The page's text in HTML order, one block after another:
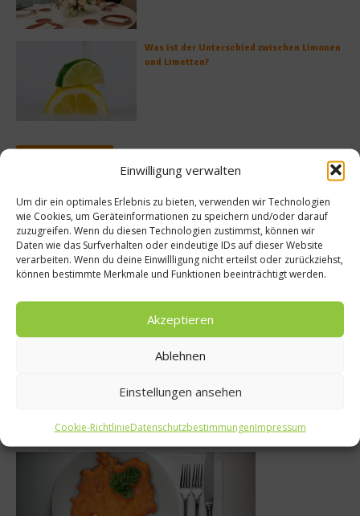
Einwilligung verwalten
Um dir ein optimales Erlebnis zu bieten, verwenden wir Technologien
wie Cookies, um Geräteinformationen zu speichern und/oder darauf
zuzugreifen. Wenn du diesen Technologien zustimmst, können wir
Daten wie das Surfverhalten oder eindeutige IDs auf dieser Website
verarbeiten. Wenn du deine Einwillligung nicht erteilst oder zurückziehst,
können bestimmte Merkmale und Funktionen beeinträchtigt werden.
Akzeptieren
Ablehnen
Einstellungen ansehen
Cookie-RichtlinieDatenschutzbestimmungenImpressum
Was ist der Unterschied zwischen Limonen
und Limetten?
unterwegs –
leicht
2021
Rezept:
englischer